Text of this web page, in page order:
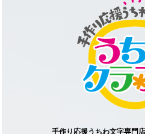
手作り応援うちわ文字専